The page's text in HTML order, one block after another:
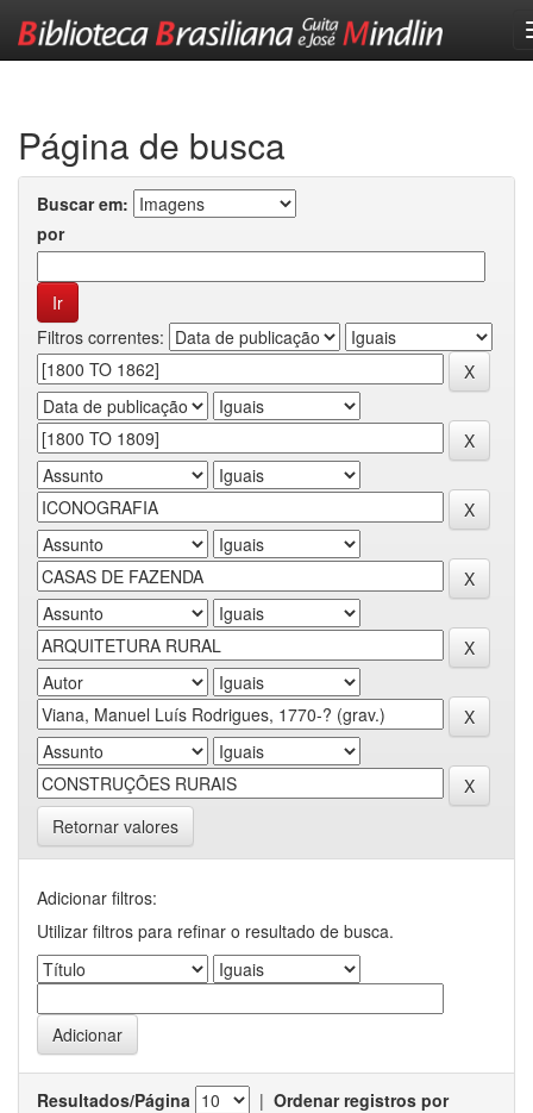
Página de busca
Buscar em:
por
Filtros correntes:
Retornar valores
Adicionar filtros:
Utilizar filtros para refinar o resultado de busca.
Resultados/Página | Ordenar registros por